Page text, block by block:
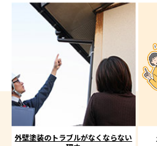
外壁塗装のトラブルがなくならない